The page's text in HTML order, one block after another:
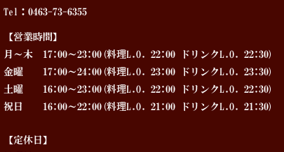
Tel：0463-73-6355
【営業時間】
月～木 17:00～23:00(料理L.O. 22:00 ドリンクL.O. 22:30)
金曜 17:00～24:00(料理L.O. 23:00 ドリンクL.O. 23:30)
土曜 16:00～23:00(料理L.O. 22:00 ドリンクL.O. 22:30)
祝日 16:00～22:00(料理L.O. 21:00 ドリンクL.O. 21:30)
【定休日】